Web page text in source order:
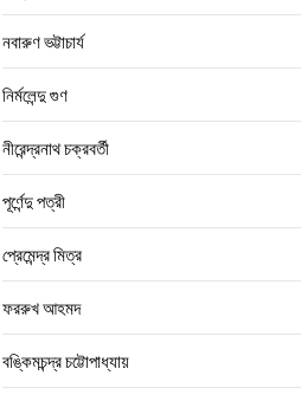
নবারুণ ভট্টাচার্য
নির্মলেন্দু গুণ
নীরেন্দ্রনাথ চক্রবর্তী
পূর্ণেন্দু পত্রী
প্রেমেন্দ্র মিত্র
ফররুখ আহমদ
বঙ্কিমচন্দ্র চট্টোপাধ্যায়